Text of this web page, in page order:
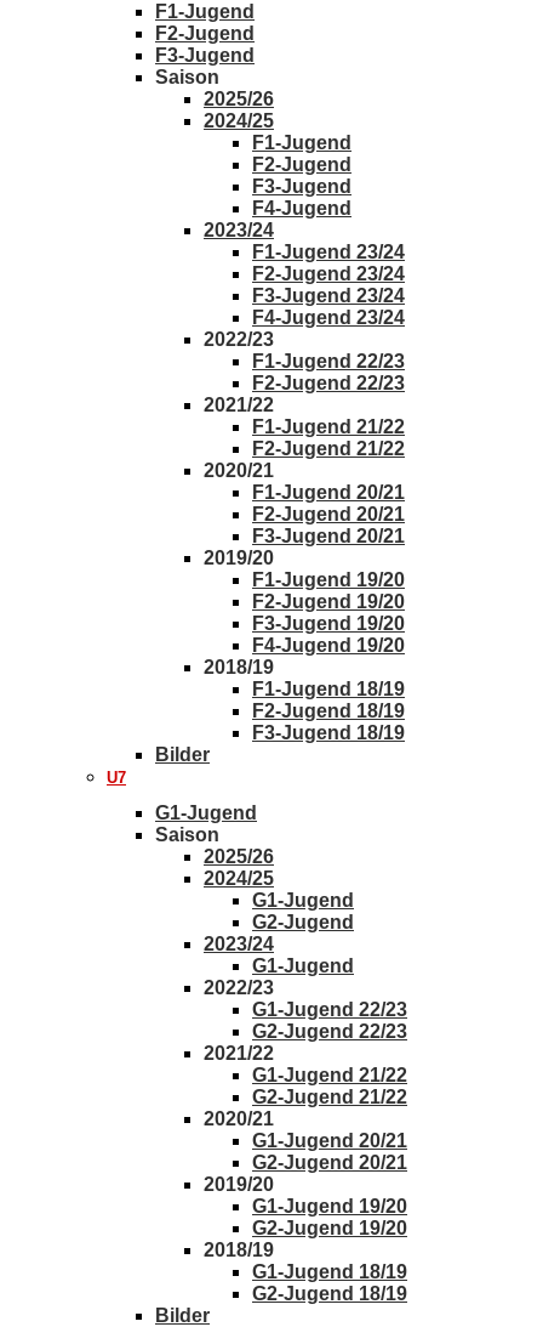
F1-Jugend
F2-Jugend
F3-Jugend
Saison
2025/26
2024/25
F1-Jugend
F2-Jugend
F3-Jugend
F4-Jugend
2023/24
F1-Jugend 23/24
F2-Jugend 23/24
F3-Jugend 23/24
F4-Jugend 23/24
2022/23
F1-Jugend 22/23
F2-Jugend 22/23
2021/22
F1-Jugend 21/22
F2-Jugend 21/22
2020/21
F1-Jugend 20/21
F2-Jugend 20/21
F3-Jugend 20/21
2019/20
F1-Jugend 19/20
F2-Jugend 19/20
F3-Jugend 19/20
F4-Jugend 19/20
2018/19
F1-Jugend 18/19
F2-Jugend 18/19
F3-Jugend 18/19
Bilder
U7
G1-Jugend
Saison
2025/26
2024/25
G1-Jugend
G2-Jugend
2023/24
G1-Jugend
2022/23
G1-Jugend 22/23
G2-Jugend 22/23
2021/22
G1-Jugend 21/22
G2-Jugend 21/22
2020/21
G1-Jugend 20/21
G2-Jugend 20/21
2019/20
G1-Jugend 19/20
G2-Jugend 19/20
2018/19
G1-Jugend 18/19
G2-Jugend 18/19
Bilder